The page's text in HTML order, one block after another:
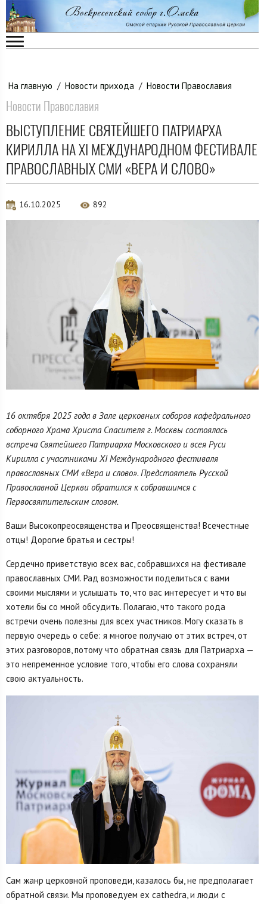
На главную / Новости прихода / Новости Православия
Новости Православия
ВЫСТУПЛЕНИЕ СВЯТЕЙШЕГО ПАТРИАРХА
КИРИЛЛА НА XI МЕЖДУНАРОДНОМ ФЕСТИВАЛЕ
ПРАВОСЛАВНЫХ СМИ «ВЕРА И СЛОВО»
16.10.2025 892
16 октября 2025 года в Зале церковных соборов кафедрального
соборного Храма Христа Спасителя г. Москвы состоялась
встреча Святейшего Патриарха Московского и всея Руси
Кирилла с участниками XI Международного фестиваля
православных СМИ «Вера и слово». Предстоятель Русской
Православной Церкви обратился к собравшимся с
Первосвятительским словом.
Ваши Высокопреосвященства и Преосвященства! Всечестные
отцы! Дорогие братья и сестры!
Сердечно приветствую всех вас, собравшихся на фестивале
православных СМИ. Рад возможности поделиться с вами
своими мыслями и услышать то, что вас интересует и что вы
хотели бы со мной обсудить. Полагаю, что такого рода
встречи очень полезны для всех участников. Могу сказать в
первую очередь о себе: я многое получаю от этих встреч, от
этих разговоров, потому что обратная связь для Патриарха —
это непременное условие того, чтобы его слова сохраняли
свою актуальность.
Сам жанр церковной проповеди, казалось бы, не предполагает
обратной связи. Мы проповедуем ex cathedra, и люди с